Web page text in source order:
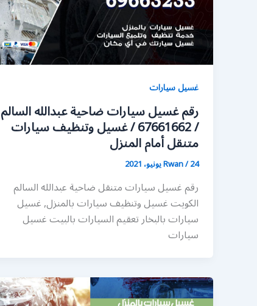
غسيل سيارات
رقم غسيل سيارات ضاحية عبدالله السالم
/ 67661662 / غسيل وتنظيف سيارات
متنقل أمام المنزل
Rwan/24 يونيو، 2021
رقم غسيل سيارات متنقل ضاحية عبدالله السالم
الكويت غسيل وتنظيف سيارات بالمنزل, غسيل
سيارات بالبخار تعقيم السيارات بالبيت غسيل
سيارات